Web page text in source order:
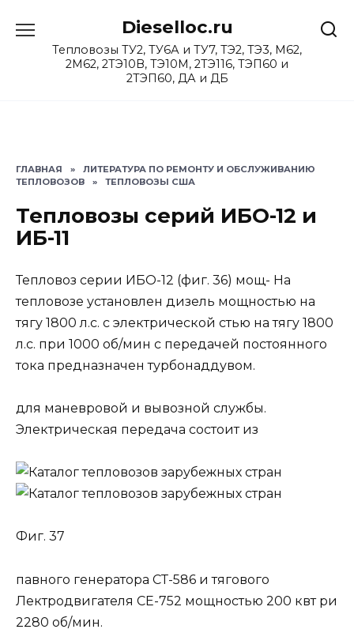
содержанию
Dieselloc.ru
Тепловозы ТУ2, ТУ6А и ТУ7, ТЭ2, ТЭ3, М62,
2М62, 2ТЭ10В, ТЭ10М, 2ТЭ116, ТЭП60 и
2ТЭП60, ДА и ДБ
ГЛАВНАЯ »
ЛИТЕРАТУРА ПО РЕМОНТУ И ОБСЛУЖИВАНИЮ
ТЕПЛОВОЗОВ
» ТЕПЛОВОЗЫ США
Тепловозы серий ИБО-12 и
ИБ-11
Тепловоз серии ИБО-12 (фиг. 36) мощ- На
тепловозе установлен дизель мощностью на
тягу 1800 л.с. с электрической стью на тягу 1800
л.с. при 1000 об/мин с передачей постоянного
тока предназначен турбонаддувом.
для маневровой и вывозной службы.
Электрическая передача состоит из
Фиг. 37
павного генератора СТ-586 и тягового
Лектродвигателя СЕ-752 мощностью 200 квт ри
2280 об/мин.